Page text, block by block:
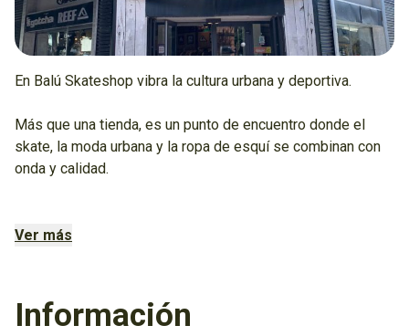
En Balú Skateshop vibra la cultura urbana y deportiva.
Más que una tienda, es un punto de encuentro donde el
skate, la moda urbana y la ropa de esquí se combinan con
onda y calidad.
para quienes buscan estilo auténtico y performance, sin
Ver más
Información